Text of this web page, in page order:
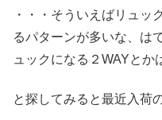
・・・そういえばリュッ
るパターンが多いな、は
ュックになる２WAYとか
と探してみると最近入荷